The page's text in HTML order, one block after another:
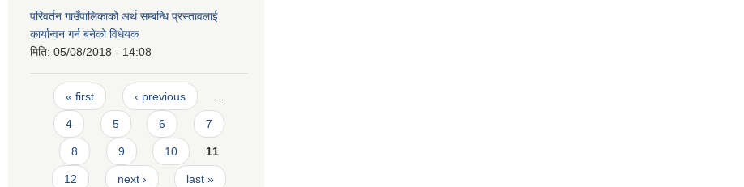
परिवर्तन गाउँपालिकाको अर्थ सम्बन्धि प्रस्तावलाई
कार्यान्वन गर्न बनेको विधेयक
मिति: 05/08/2018 - 14:08
Pages
« first ‹ previous
4 5 6 7
8 9 10 11
12 next › last »